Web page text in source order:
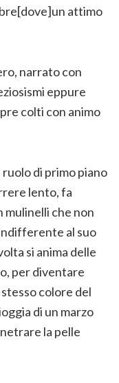
attimo
narrato con
eppure
colti con animo
di primo piano
lento, fa
mulinelli che non
al suo
si anima delle
per diventare
colore del
di un marzo
la pelle